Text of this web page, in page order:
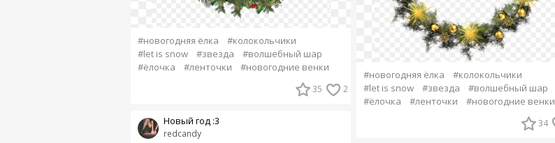
#новогодняя ёлка
#колокольчики
#let is snow
#звезда
#волшебный шар
#ёлочка
#ленточки #новогодние венки
35 2
redcandy
Новый год :3
#новогодняя ёлка
#колокольчики
#let is snow
#звезда
#волшебный шар
#ёлочка
#ленточки #новогодние венки
34